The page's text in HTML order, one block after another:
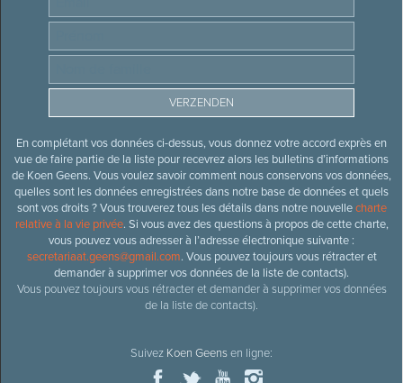
En complétant vos données ci-dessus, vous donnez votre accord exprès en
vue de faire partie de la liste pour recevrez alors les bulletins d’informations
de Koen Geens. Vous voulez savoir comment nous conservons vos données,
quelles sont les données enregistrées dans notre base de données et quels
sont vos droits ? Vous trouverez tous les détails dans notre nouvellecharte
relative à la vie privée. Si vous avez des questions à propos de cette charte,
vous pouvez vous adresser à l’adresse électronique suivante :
secretariaat.geens@gmail.com. Vous pouvez toujours vous rétracter et
demander à supprimer vos données de la liste de contacts).
Vous pouvez toujours vous rétracter et demander à supprimer vos données
de la liste de contacts).
Suivez Koen Geensen ligne: